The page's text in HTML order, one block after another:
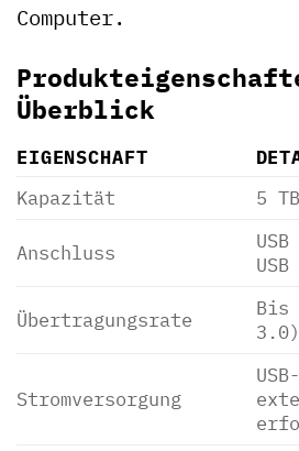
Computer.
Überblick
EIGENSCHAFT
Kapazität
5
Anschluss
Übertragungsrate
Bis
3.0)
Stromversorgung